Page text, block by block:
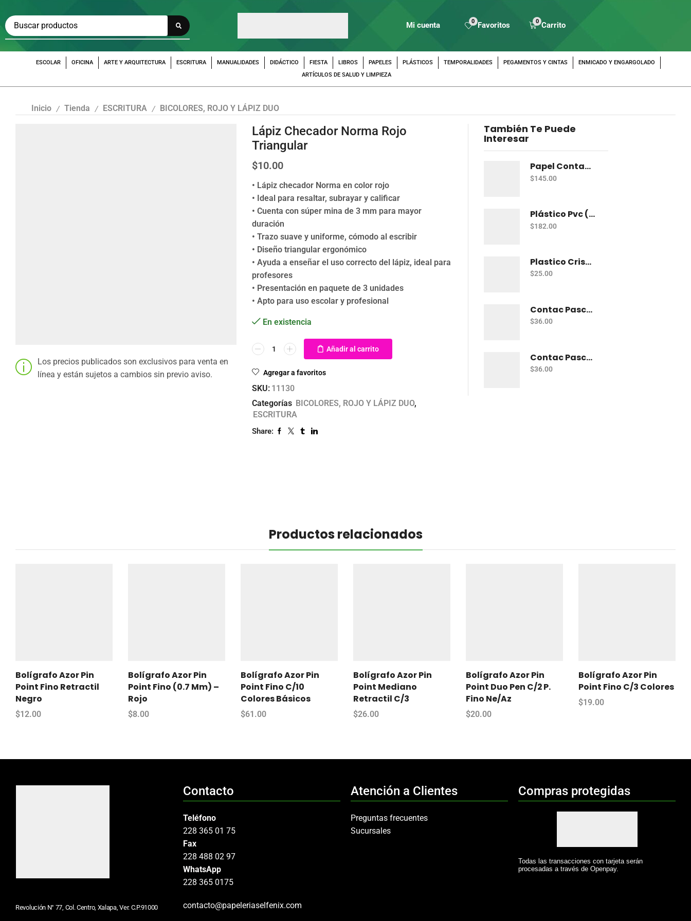
Mi cuenta 0 Favoritos 0 Carrito
ESCOLAR OFICINA ARTE Y ARQUITECTURA ESCRITURA MANUALIDADES DIDÁCTICO FIESTA LIBROS PAPELES PLÁSTICOS TEMPORALIDADES PEGAMENTOS Y CINTAS
ENMICADO Y ENGARGOLADO
ARTÍCULOS DE SALUD Y LIMPIEZA
Inicio / Tienda / ESCRITURA / BICOLORES, ROJO Y LÁPIZ DUO
Los precios publicados son exclusivos para venta en
línea y están sujetos a cambios sin previo aviso.
Lápiz Checador Norma Rojo
Triangular
$10.00
• Lápiz checador Norma en color rojo
• Ideal para resaltar, subrayar y calificar
• Cuenta con súper mina de 3 mm para mayor
duración
• Trazo suave y uniforme, cómodo al escribir
• Diseño triangular ergonómico
• Ayuda a enseñar el uso correcto del lápiz, ideal para
profesores
• Presentación en paquete de 3 unidades
• Apto para uso escolar y profesional
En existencia
Añadir al carrito
Agregar a favoritos
SKU: 11130
Categorías BICOLORES, ROJO Y LÁPIZ DUO,
ESCRITURA
Share:
También Te Puede
Interesar
Papel Contac Pascua Transparente 45 Cm X 20 Mt
$145.00
Plástico Pvc (Rollo)
$182.00
Plastico Cristal Adherible Cal. 4 Mt
$25.00
Contac Pascua Diamantado 2 Mt Fiusha
$36.00
Contac Pascua Diamantado 2 Mt Dorado
$36.00
Productos relacionados
Bolígrafo Azor Pin
Point Fino Retractil
Negro
$12.00
Bolígrafo Azor Pin
Point Fino (0.7 Mm) –
Rojo
$8.00
Bolígrafo Azor Pin
Point Fino C/10
Colores Básicos
$61.00
Bolígrafo Azor Pin
Point Mediano
Retractil C/3
$26.00
Bolígrafo Azor Pin
Point Duo Pen C/2 P.
Fino Ne/Az
$20.00
Bolígrafo Azor Pin
Point Fino C/3 Colores
$19.00
Revolución N° 77, Col. Centro, Xalapa, Ver. C.P.91000
Contacto
Teléfono
228 365 01 75
Fax
228 488 02 97
WhatsApp
228 365 0175
contacto@papeleriaselfenix.com
Atención a Clientes
Preguntas frecuentes
Sucursales
Compras protegidas
Todas las transacciones con tarjeta serán
procesadas a través de Openpay.